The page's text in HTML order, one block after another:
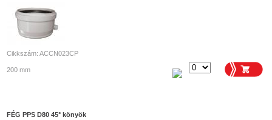
Cikkszám: ACCN023CP
200 mm
FÉG PPS D80 45° könyök